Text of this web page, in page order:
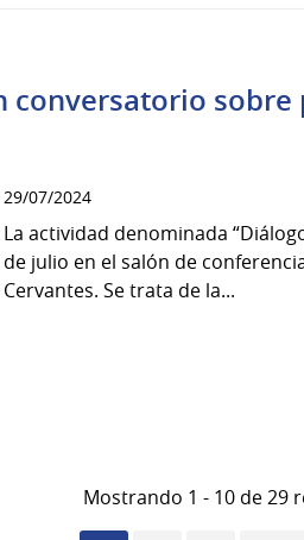
conversatorio
29/07/2024
La actividad denominada
de julio en el salón de
Cervantes. Se trata de la...
Mostrando 1 - 10 de 29